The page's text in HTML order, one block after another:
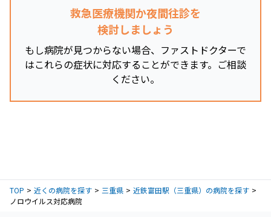
救急医療機関か夜間往診を
検討しましょう
もし病院が見つからない場合、ファストドクターで
はこれらの症状に対応することができます。ご相談
ください。
TOP 近くの病院を探す 三重県
近鉄富田駅（三重県）の病院を探す
ノロウイルス対応病院